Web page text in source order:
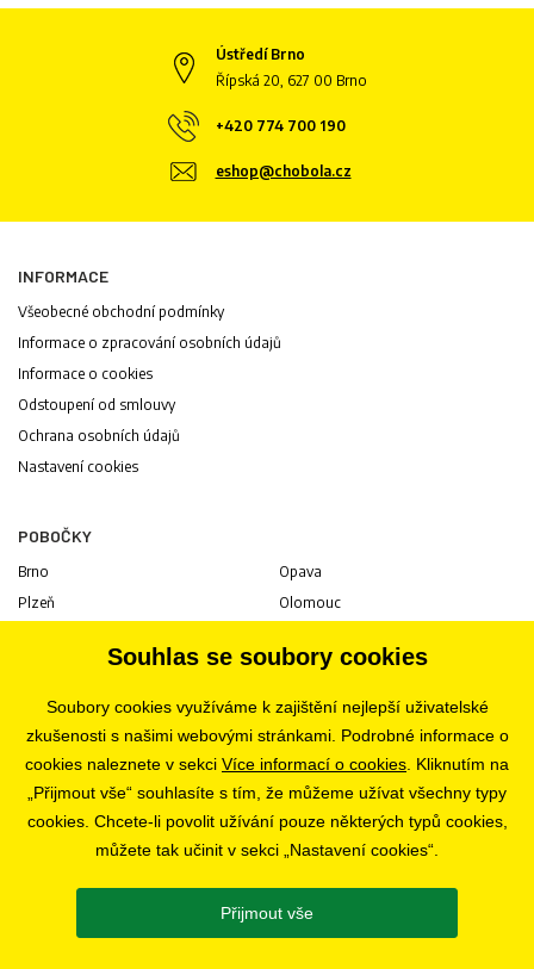
Ústředí Brno
Řípská 20, 627 00 Brno
+420 774 700 190
eshop@chobola.cz
INFORMACE
Všeobecné obchodní podmínky
Informace o zpracování osobních údajů
Informace o cookies
Odstoupení od smlouvy
Ochrana osobních údajů
Nastavení cookies
POBOČKY
Brno
Plzeň
Ostrava
Opava
Olomouc
Pardubice
Liberec
Bratislava
KARIÉRA
Volné pozice
SLEDUJTE NÁS
Souhlas se soubory cookies
Soubory cookies využíváme k zajištění nejlepší uživatelské
zkušenosti s našimi webovými stránkami. Podrobné informace o
cookies naleznete v sekci Více informací o cookies . Kliknutím na
„Přijmout vše“ souhlasíte s tím, že můžeme užívat všechny typy
cookies. Chcete-li povolit užívání pouze některých typů cookies,
můžete tak učinit v sekci „Nastavení cookies“.
Přijmout vše